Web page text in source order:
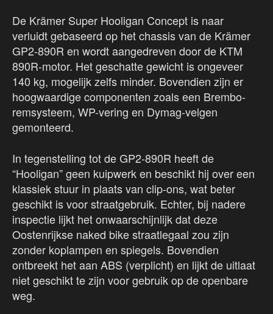
De Krämer Super Hooligan Concept is naar
verluidt gebaseerd op het chassis van de Krämer
GP2-890R en wordt aangedreven door de KTM
890R-motor. Het geschatte gewicht is ongeveer
140 kg, mogelijk zelfs minder. Bovendien zijn er
hoogwaardige componenten zoals een Brembo-
remsysteem, WP-vering en Dymag-velgen
gemonteerd.
In tegenstelling tot de GP2-890R heeft de
“Hooligan” geen kuipwerk en beschikt hij over een
klassiek stuur in plaats van clip-ons, wat beter
geschikt is voor straatgebruik. Echter, bij nadere
inspectie lijkt het onwaarschijnlijk dat deze
Oostenrijkse naked bike straatlegaal zou zijn
zonder koplampen en spiegels. Bovendien
ontbreekt het aan ABS (verplicht) en lijkt de uitlaat
niet geschikt te zijn voor gebruik op de openbare
weg.